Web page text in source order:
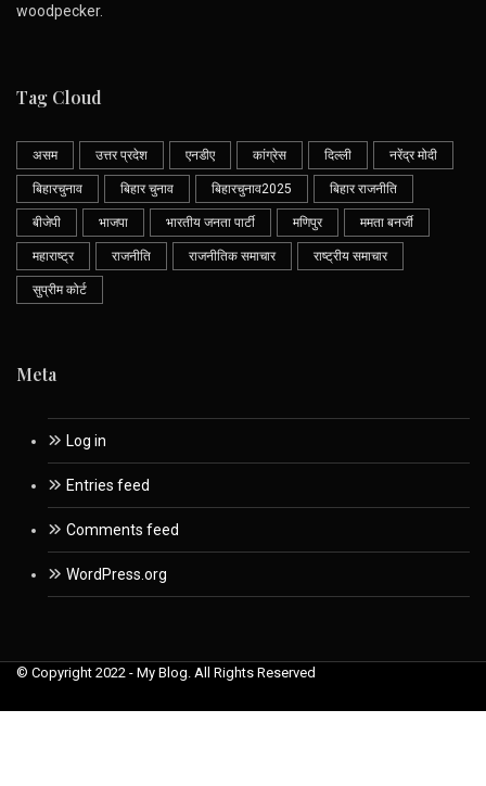
woodpecker.
Tag Cloud
असम उत्तर प्रदेश एनडीए कांग्रेस दिल्ली नरेंद्र मोदी
बिहारचुनाव बिहार चुनाव बिहारचुनाव2025 बिहार राजनीति
बीजेपी भाजपा भारतीय जनता पार्टी मणिपुर ममता बनर्जी
महाराष्ट्र राजनीति राजनीतिक समाचार राष्ट्रीय समाचार
सुप्रीम कोर्ट
Meta
Log in
Entries feed
Comments feed
WordPress.org
© Copyright 2022 - My Blog. All Rights Reserved